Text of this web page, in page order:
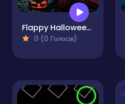
Flappy Halloween Run
0 (0 Голосів)